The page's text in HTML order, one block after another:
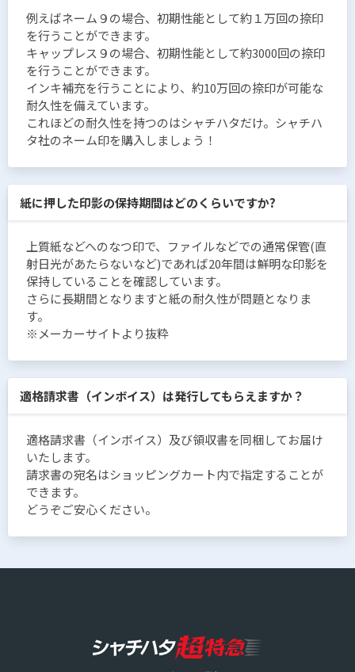
例えばネーム９の場合、初期性能として約１万回の捺印
を行うことができます。
キャップレス９の場合、初期性能として約3000回の捺印
を行うことができます。
インキ補充を行うことにより、約10万回の捺印が可能な
耐久性を備えています。
これほどの耐久性を持つのはシャチハタだけ。シャチハ
タ社のネーム印を購入しましょう！
紙に押した印影の保持期間はどのくらいですか?
上質紙などへのなつ印で、ファイルなどでの通常保管(直
射日光があたらないなど)であれば20年間は鮮明な印影を
保持していることを確認しています。
さらに長期間となりますと紙の耐久性が問題となりま
す。
※メーカーサイトより抜粋
適格請求書（インボイス）は発行してもらえますか？
適格請求書（インボイス）及び領収書を同梱してお届け
いたします。
請求書の宛名はショッピングカート内で指定することが
できます。
どうぞご安心ください。